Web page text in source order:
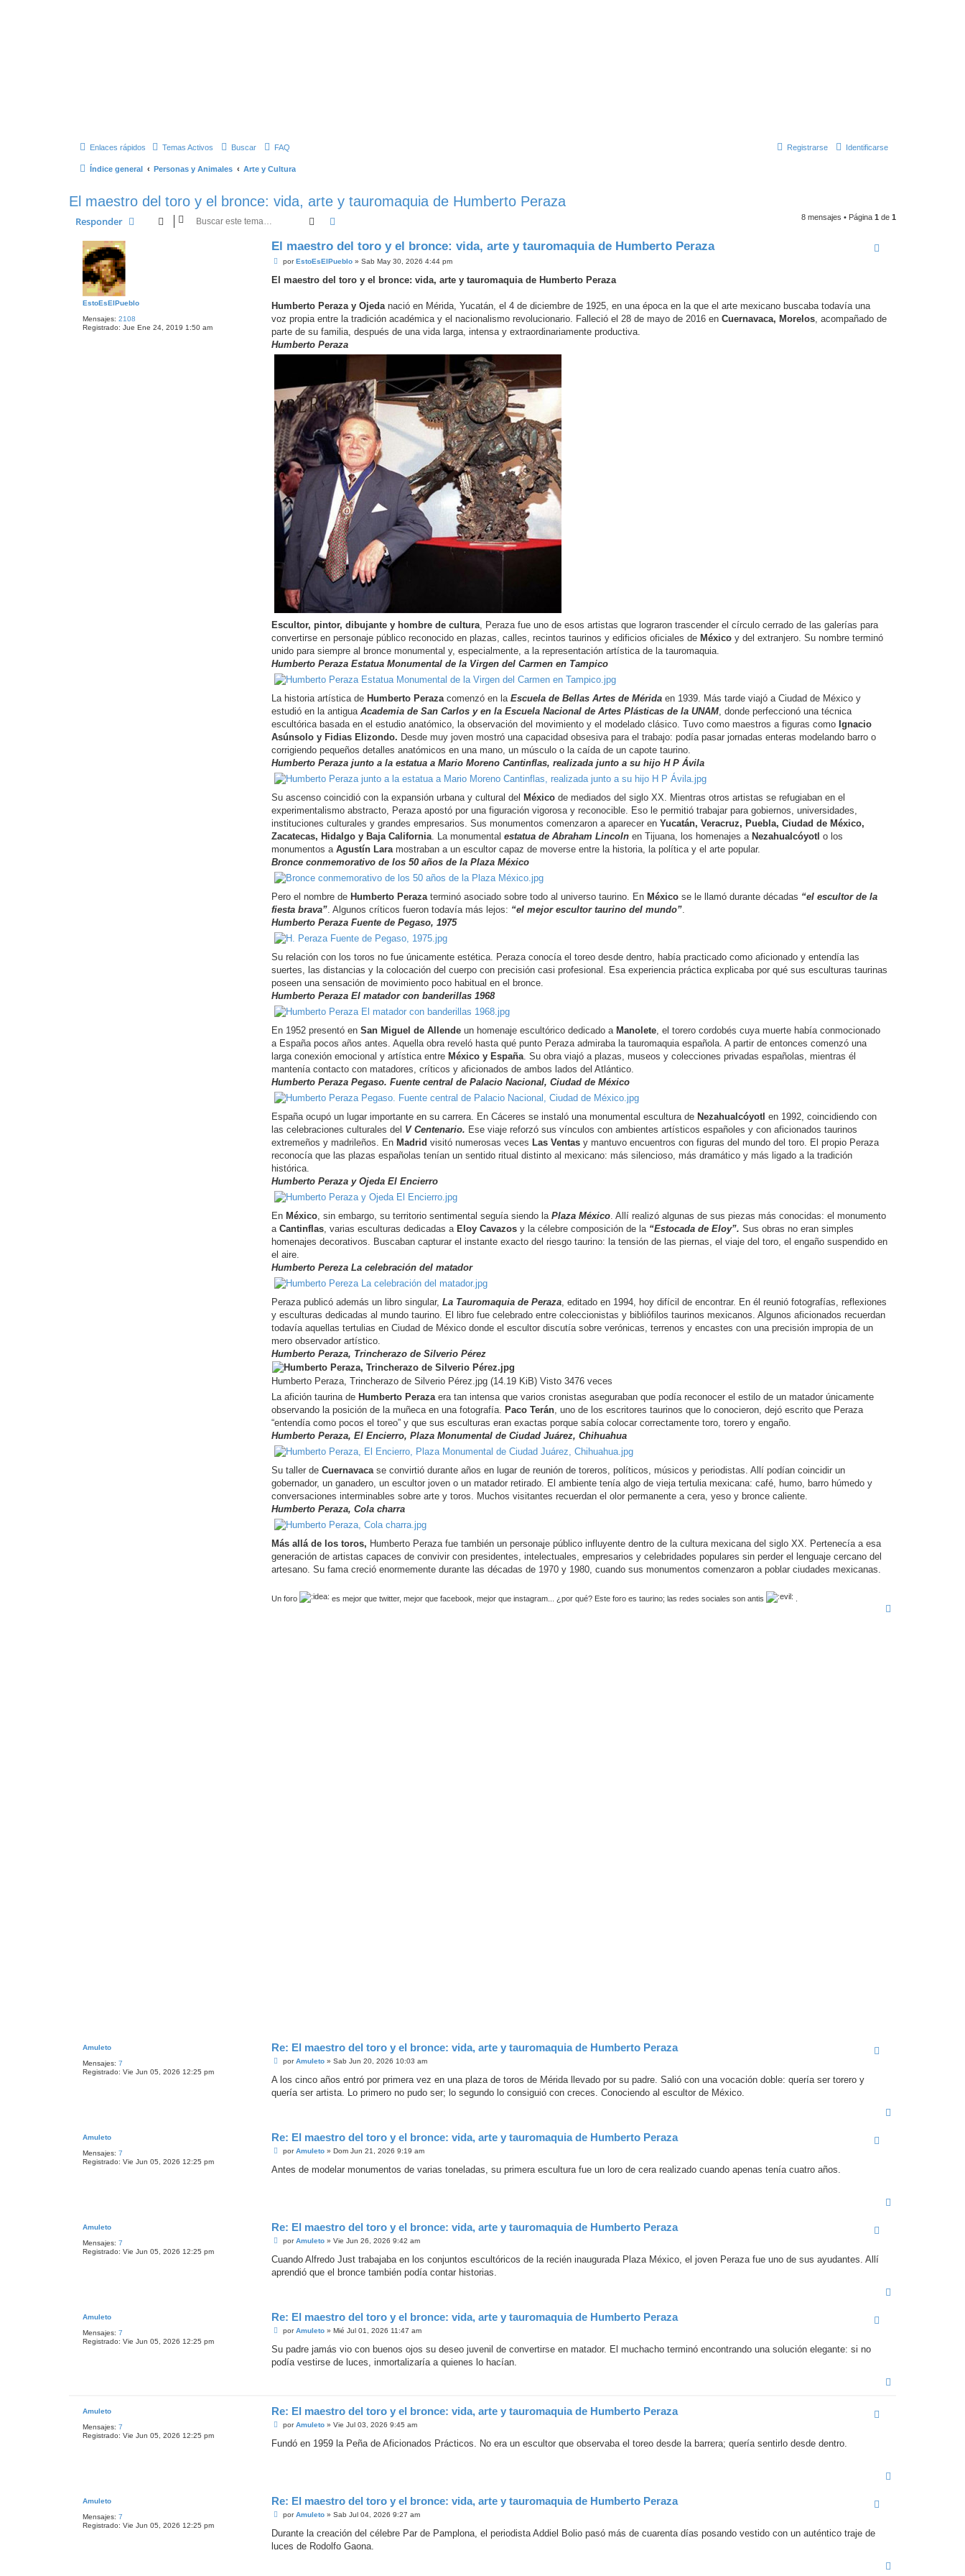
Enlaces rápidos Temas Activos Buscar FAQ Identificarse
Registrarse
Índice general Personas y Animales Arte y Cultura
El maestro del toro y el bronce: vida, arte y tauromaquia de Humberto Peraza
Responder Buscar 8 mensajes • Página 1 de 1
EstoEsElPueblo
Mensajes: 2108
Registrado: Jue Ene 24, 2019 1:50 am
El maestro del toro y el bronce: vida, arte y tauromaquia de Humberto Peraza
M
n
j
porEstoEsElPueblo »Sab May 30, 2026 4:44 pm
El maestro del toro y el bronce: vida, arte y tauromaquia de Humberto Peraza
Humberto Peraza y Ojedanació en Mérida, Yucatán, el 4 de diciembre de 1925, en una época en la que el arte mexicano buscaba todavía una
voz propia entre la tradición académica y el nacionalismo revolucionario. Falleció el 28 de mayo de 2016 enCuernavaca, Morelos, acompañado de
parte de su familia, después de una vida larga, intensa y extraordinariamente productiva.
Humberto Peraza
Escultor, pintor, dibujante y hombre de cultura, Peraza fue uno de esos artistas que lograron trascender el círculo cerrado de las galerías para
convertirse en personaje público reconocido en plazas, calles, recintos taurinos y edificios oficiales de México y del extranjero. Su nombre terminó
unido para siempre al bronce monumental y, especialmente, a la representación artística de la tauromaquia.
Humberto Peraza Estatua Monumental de la Virgen del Carmen en Tampico
La historia artística de Humberto Perazacomenzó en laEscuela de Bellas Artes de Mérida en 1939. Más tarde viajó a Ciudad de México y
estudió en la antiguaAcademia de San Carlos y en la Escuela Nacional de Artes Plásticas de la UNAM, donde perfeccionó una técnica
escultórica basada en el estudio anatómico, la observación del movimiento y el modelado clásico. Tuvo como maestros a figuras como Ignacio
Asúnsolo y Fidias Elizondo. Desde muy joven mostró una capacidad obsesiva para el trabajo: podía pasar jornadas enteras modelando barro o
corrigiendo pequeños detalles anatómicos en una mano, un músculo o la caída de un capote taurino.
Humberto Peraza junto a la estatua a Mario Moreno Cantinflas, realizada junto a su hijo H P Ávila
Su ascenso coincidió con la expansión urbana y cultural del Méxicode mediados del siglo XX. Mientras otros artistas se refugiaban en el
experimentalismo abstracto, Peraza apostó por una figuración vigorosa y reconocible. Eso le permitió trabajar para gobiernos, universidades,
instituciones culturales y grandes empresarios. Sus monumentos comenzaron a aparecer enYucatán, Veracruz, Puebla, Ciudad de México,
Zacatecas, Hidalgo y Baja California. La monumentalestatua de Abraham Lincoln en Tijuana, los homenajes a Nezahualcóyotl o los
monumentos aAgustín Laramostraban a un escultor capaz de moverse entre la historia, la política y el arte popular.
Bronce conmemorativo de los 50 años de la Plaza México
Pero el nombre de Humberto Perazaterminó asociado sobre todo al universo taurino. En Méxicose le llamó durante décadas “el escultor de la
fiesta brava”. Algunos críticos fueron todavía más lejos: “el mejor escultor taurino del mundo”.
Humberto Peraza Fuente de Pegaso, 1975
Su relación con los toros no fue únicamente estética. Peraza conocía el toreo desde dentro, había practicado como aficionado y entendía las
suertes, las distancias y la colocación del cuerpo con precisión casi profesional. Esa experiencia práctica explicaba por qué sus esculturas taurinas
poseen una sensación de movimiento poco habitual en el bronce.
Humberto Peraza El matador con banderillas 1968
En 1952 presentó enSan Miguel de Allende un homenaje escultórico dedicado a Manolete, el torero cordobés cuya muerte había conmocionado
a España pocos años antes. Aquella obra reveló hasta qué punto Peraza admiraba la tauromaquia española. A partir de entonces comenzó una
larga conexión emocional y artística entre México y España. Su obra viajó a plazas, museos y colecciones privadas españolas, mientras él
mantenía contacto con matadores, críticos y aficionados de ambos lados del Atlántico.
Humberto Peraza Pegaso. Fuente central de Palacio Nacional, Ciudad de México
España ocupó un lugar importante en su carrera. En Cáceres se instaló una monumental escultura de Nezahualcóyotl en 1992, coincidiendo con
las celebraciones culturales del V Centenario. Ese viaje reforzó sus vínculos con ambientes artísticos españoles y con aficionados taurinos
extremeños y madrileños. En Madridvisitó numerosas veces Las Ventas y mantuvo encuentros con figuras del mundo del toro. El propio Peraza
reconocía que las plazas españolas tenían un sentido ritual distinto al mexicano: más silencioso, más dramático y más ligado a la tradición
histórica.
Humberto Peraza y Ojeda El Encierro
En México, sin embargo, su territorio sentimental seguía siendo laPlaza México. Allí realizó algunas de sus piezas más conocidas: el monumento
aCantinflas, varias esculturas dedicadas a Eloy Cavazos y la célebre composición de la “Estocada de Eloy”. Sus obras no eran simples
homenajes decorativos. Buscaban capturar el instante exacto del riesgo taurino: la tensión de las piernas, el viaje del toro, el engaño suspendido en
el aire.
Humberto Pereza La celebración del matador
Peraza publicó además un libro singular,La Tauromaquia de Peraza, editado en 1994, hoy difícil de encontrar. En él reunió fotografías, reflexiones
y esculturas dedicadas al mundo taurino. El libro fue celebrado entre coleccionistas y bibliófilos taurinos mexicanos. Algunos aficionados recuerdan
todavía aquellas tertulias en Ciudad de México donde el escultor discutía sobre verónicas, terrenos y encastes con una precisión impropia de un
mero observador artístico.
Humberto Peraza, Trincherazo de Silverio Pérez
Humberto Peraza, Trincherazo de Silverio Pérez.jpg (14.19 KiB) Visto 3476 veces
La afición taurina de Humberto Perazaera tan intensa que varios cronistas aseguraban que podía reconocer el estilo de un matador únicamente
observando la posición de la muñeca en una fotografía. Paco Terán, uno de los escritores taurinos que lo conocieron, dejó escrito que Peraza
“entendía como pocos el toreo” y que sus esculturas eran exactas porque sabía colocar correctamente toro, torero y engaño.
Humberto Peraza, El Encierro, Plaza Monumental de Ciudad Juárez, Chihuahua
Su taller deCuernavacase convirtió durante años en lugar de reunión de toreros, políticos, músicos y periodistas. Allí podían coincidir un
gobernador, un ganadero, un escultor joven o un matador retirado. El ambiente tenía algo de vieja tertulia mexicana: café, humo, barro húmedo y
conversaciones interminables sobre arte y toros. Muchos visitantes recuerdan el olor permanente a cera, yeso y bronce caliente.
Humberto Peraza, Cola charra
Más allá de los toros, Humberto Peraza fue también un personaje público influyente dentro de la cultura mexicana del siglo XX. Pertenecía a esa
generación de artistas capaces de convivir con presidentes, intelectuales, empresarios y celebridades populares sin perder el lenguaje cercano del
artesano. Su fama creció enormemente durante las décadas de 1970 y 1980, cuando sus monumentos comenzaron a poblar ciudades mexicanas.
Un foro es mejor que twitter, mejor que facebook, mejor que instagram... ¿por qué? Este foro es taurino; las redes sociales son antis
Amuleto
Mensajes: 7
Registrado: Vie Jun 05, 2026 12:25 pm
Re: El maestro del toro y el bronce: vida, arte y tauromaquia de Humberto Peraza
M
n
a
porAmuleto »Sab Jun 20, 2026 10:03 am
A los cinco años entró por primera vez en una plaza de toros de Mérida llevado por su padre. Salió con una vocación doble: quería ser torero y
quería ser artista. Lo primero no pudo ser; lo segundo lo consiguió con creces. Conociendo al escultor de México.
Amuleto
Mensajes: 7
Registrado: Vie Jun 05, 2026 12:25 pm
Re: El maestro del toro y el bronce: vida, arte y tauromaquia de Humberto Peraza
M
n
porAmuleto »Dom Jun 21, 2026 9:19 am
Antes de modelar monumentos de varias toneladas, su primera escultura fue un loro de cera realizado cuando apenas tenía cuatro años.
Amuleto
Mensajes: 7
Registrado: Vie Jun 05, 2026 12:25 pm
Re: El maestro del toro y el bronce: vida, arte y tauromaquia de Humberto Peraza
M
n
a
porAmuleto »Vie Jun 26, 2026 9:42 am
Cuando Alfredo Just trabajaba en los conjuntos escultóricos de la recién inaugurada Plaza México, el joven Peraza fue uno de sus ayudantes. Allí
aprendió que el bronce también podía contar historias.
Amuleto
Mensajes: 7
Registrado: Vie Jun 05, 2026 12:25 pm
Re: El maestro del toro y el bronce: vida, arte y tauromaquia de Humberto Peraza
M
n
a
porAmuleto »Mié Jul 01, 2026 11:47 am
Su padre jamás vio con buenos ojos su deseo juvenil de convertirse en matador. El muchacho terminó encontrando una solución elegante: si no
podía vestirse de luces, inmortalizaría a quienes lo hacían.
Amuleto
Mensajes: 7
Registrado: Vie Jun 05, 2026 12:25 pm
Re: El maestro del toro y el bronce: vida, arte y tauromaquia de Humberto Peraza
M
n
porAmuleto »Vie Jul 03, 2026 9:45 am
Fundó en 1959 la Peña de Aficionados Prácticos. No era un escultor que observaba el toreo desde la barrera; quería sentirlo desde dentro.
Amuleto
Mensajes: 7
Registrado: Vie Jun 05, 2026 12:25 pm
Re: El maestro del toro y el bronce: vida, arte y tauromaquia de Humberto Peraza
M
n
a
porAmuleto »Sab Jul 04, 2026 9:27 am
Durante la creación del célebre Par de Pamplona, el periodista Addiel Bolio pasó más de cuarenta días posando vestido con un auténtico traje de
luces de Rodolfo Gaona.